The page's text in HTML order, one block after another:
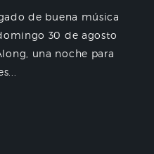
de buena música
30 de agosto
una noche para